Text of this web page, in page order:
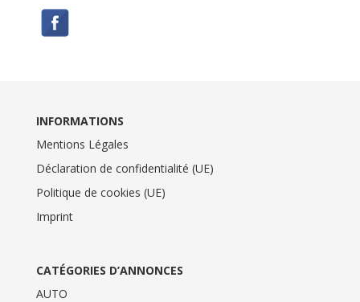
INFORMATIONS
Mentions Légales
Déclaration de confidentialité (UE)
Politique de cookies (UE)
Imprint
CATÉGORIES D’ANNONCES
AUTO